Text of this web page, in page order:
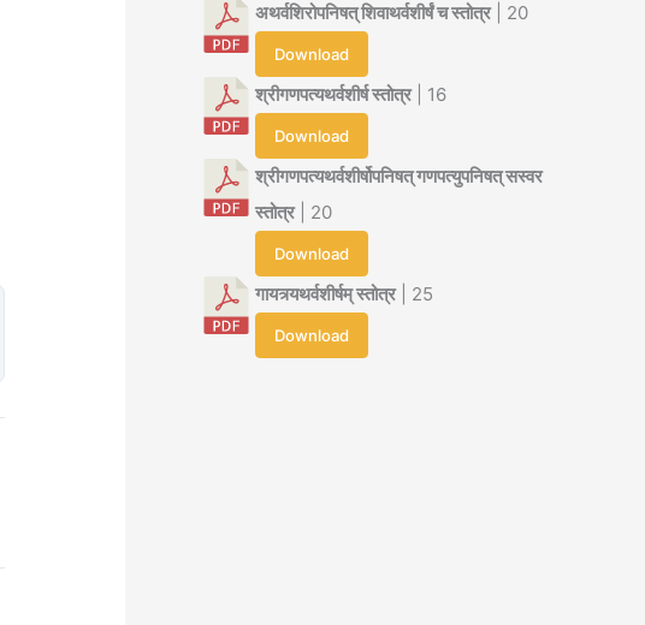
अथर्वशिरोपनिषत् शिवाथर्वशीर्षं च स्तोत्र| 20
Download
श्रीगणपत्यथर्वशीर्ष स्तोत्र| 16
Download
श्रीगणपत्यथर्वशीर्षोपनिषत् गणपत्युपनिषत् सस्वर
स्तोत्र| 20
Download
गायत्र्यथर्वशीर्षम् स्तोत्र| 25
Download